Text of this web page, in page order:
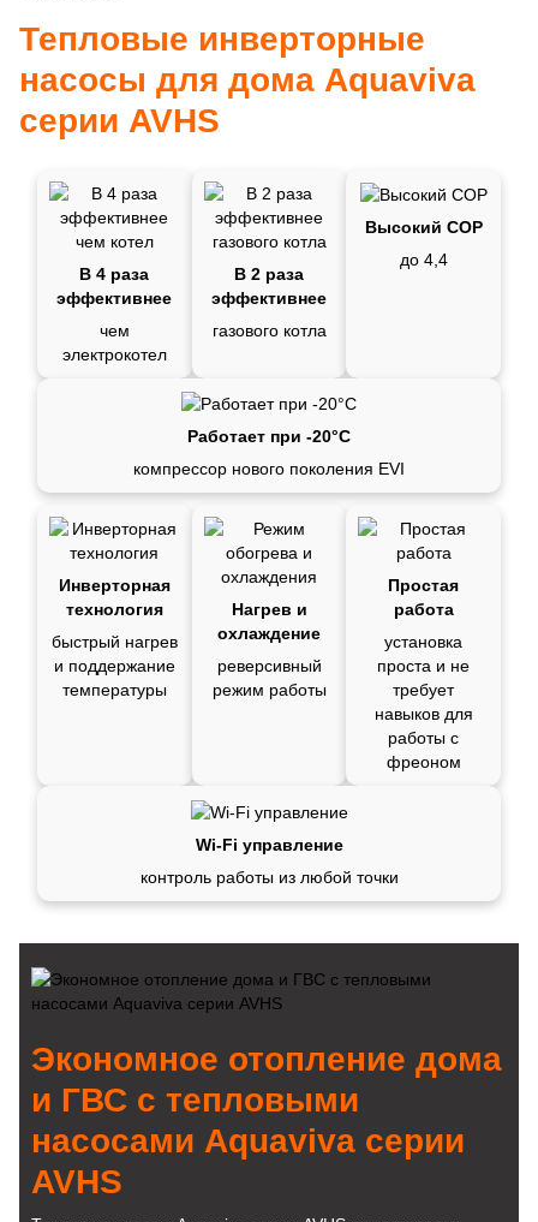
Тепловые инверторные
насосы для дома Aquaviva
серии AVHS
В 4 раза
эффективнее
чем
электрокотел
В 2 раза
эффективнее
газового котла
Высокий СОР
до 4,4
Работает при -20°C
компрессор нового поколения EVI
Инверторная
технология
быстрый нагрев
и поддержание
температуры
Нагрев и
охлаждение
реверсивный
режим работы
Простая
работа
установка
проста и не
требует
навыков для
работы с
фреоном
Wi-Fi управление
контроль работы из любой точки
Экономное отопление дома
и ГВС с тепловыми
насосами Aquaviva серии
AVHS